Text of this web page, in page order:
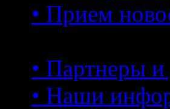
• Прием
• Партнеры и
• Наши